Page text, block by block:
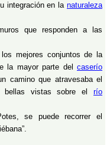
integración en la naturaleza
que responden a las
mejores conjuntos de la
la mayor parte del caserío
camino que atravesaba el
bellas vistas sobre el río
se puede recorrer el